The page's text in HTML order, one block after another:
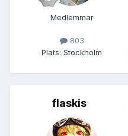
Medlemmar
803
Plats: Stockholm
flaskis